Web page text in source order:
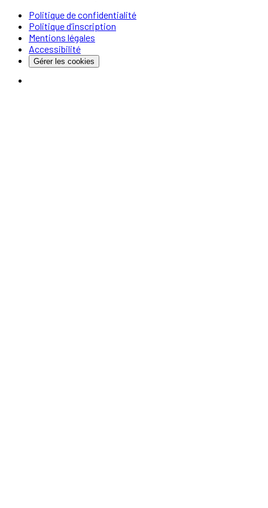
Politique de confidentialité
Politique d’inscription
Mentions légales
Accessibilité
Gérer les cookies